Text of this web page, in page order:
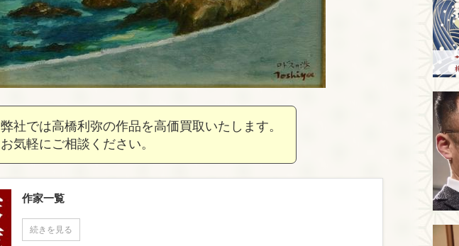
弊社では高橋利弥の作品を高価買取いたします。
お気軽にご相談ください。
作家一覧
続きを見る